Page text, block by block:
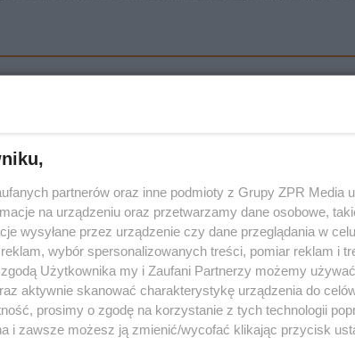
autobusie!
partnerów oraz inne podmioty z Grupy ZPR Media
na urządzeniu oraz przetwarzamy dane osobowe,
wysyłane przez urządzenie czy dane przeglądania w
wybór spersonalizowanych treści, pomiar reklam i
zgodą Użytkownika my i Zaufani Partnerzy możemy
aktywnie skanować charakterystykę urządzenia do
prosimy o zgodę na korzystanie z tych technologii
i zawsze możesz ją zmienić/wycofać klikając przycisk